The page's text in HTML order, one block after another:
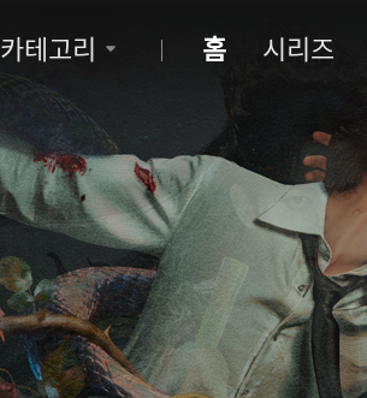
카테고리 홈 시리즈